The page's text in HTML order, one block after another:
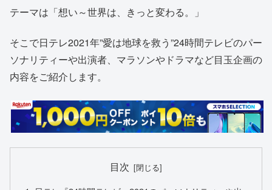
テーマは「想い～世界は、きっと変わる。」
そこで日テレ2021年”愛は地球を救う”24時間テレビのパー
ソナリティーや出演者、マラソンやドラマなど目玉企画の
内容をご紹介します。
目次